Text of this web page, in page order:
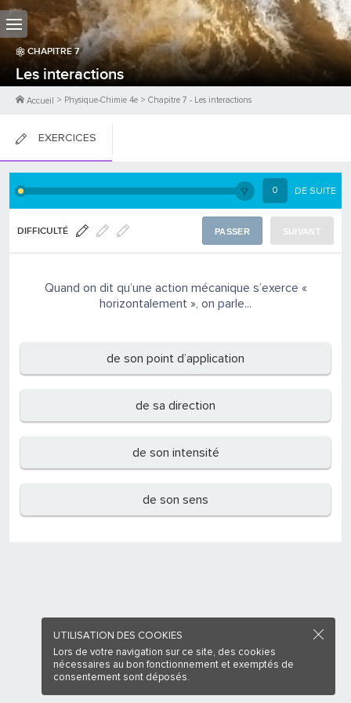
CHAPITRE7
Les interactions
Accueil > Physique-Chimie 4e > Chapitre 7 - Les interactions
EXERCICES
FICHES DE COURS 0 DE SUITE
DIFFICULTÉ PASSER SUIVANT
Quand on dit qu’une action mécanique s’exerce «
horizontalement », on parle...
de son point d’application
de sa direction
de son intensité
de son sens
UTILISATION DES COOKIES
Lors de votre navigation sur ce site, des cookies
nécessaires au bon fonctionnement et exemptés de
consentement sont déposés.